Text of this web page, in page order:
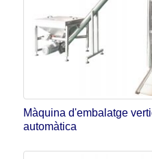
Màquina d'embalatge
automàtica